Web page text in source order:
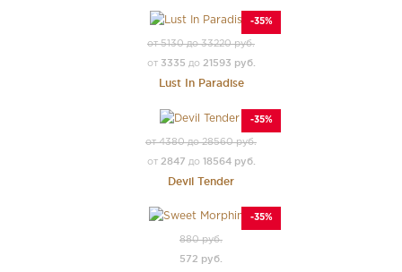
-35%
от 5130 до 33220 руб.
от 3335 до 21593 руб.
Lust In Paradise
-35%
от 4380 до 28560 руб.
от 2847 до 18564 руб.
Devil Tender
-35%
880 руб.
572 руб.